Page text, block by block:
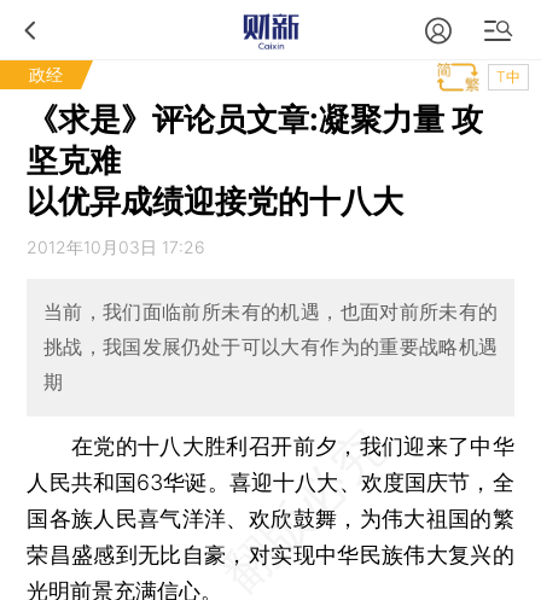
政经 T中
《求是》评论员文章:凝聚力量 攻
坚克难
以优异成绩迎接党的十八大
2012年10月03日 17:26
当前，我们面临前所未有的机遇，也面对前所未有的
挑战，我国发展仍处于可以大有作为的重要战略机遇
期
在党的十八大胜利召开前夕，我们迎来了中华
人民共和国63华诞。喜迎十八大、欢度国庆节，全
国各族人民喜气洋洋、欢欣鼓舞，为伟大祖国的繁
荣昌盛感到无比自豪，对实现中华民族伟大复兴的
光明前景充满信心。